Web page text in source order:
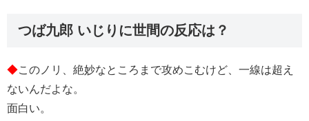
つば九郎 いじりに世間の反応は？
◆このノリ、絶妙なところまで攻めこむけど、一線は超え
ないんだよな。
面白い。